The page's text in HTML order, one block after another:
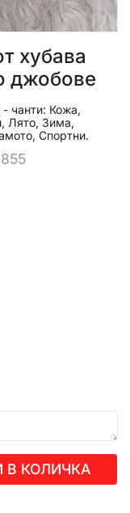
хубава
джобове
чанти: Кожа,
Лято, Зима,
Спортни.
В КОЛИЧКА